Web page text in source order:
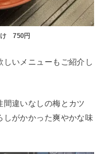
750円
いメニューもご紹介し
間違いなしの梅とカツ
しがかかった爽やかな味